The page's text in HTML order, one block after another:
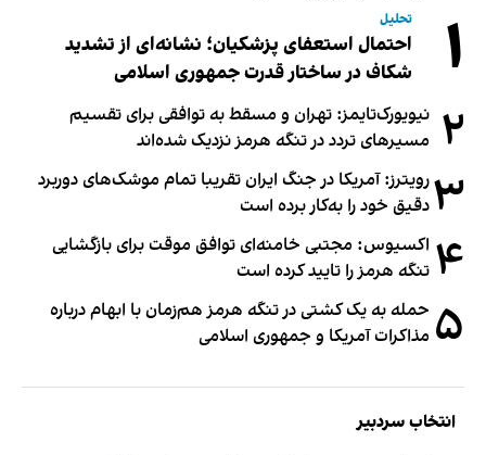
۱ تحلیل
احتمال استعفای پزشکیان؛ نشانه‌ای از تشدید
شکاف در ساختار قدرت جمهوری اسلامی
۲ نیویورک‌تایمز: تهران و مسقط به توافقی برای تقسیم
مسیرهای تردد در تنگه هرمز نزدیک شده‌اند
۳رویترز: آمریکا در جنگ ایران تقریبا تمام موشک‌های دوربرد
دقیق خود را به‌کار برده است
۴ اکسیوس: مجتبی خامنه‌ای توافق موقت برای بازگشایی
تنگه هرمز را تایید کرده است
۵ حمله به یک کشتی در تنگه هرمز هم‌زمان با ابهام درباره
مذاکرات آمریکا و جمهوری اسلامی
انتخاب سردبیر